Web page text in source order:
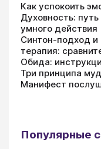
Как успокоить
Духовность:
умного действия
Синтон-подход и
терапия:
Обида:
Три принципа
Манифест
Популярные